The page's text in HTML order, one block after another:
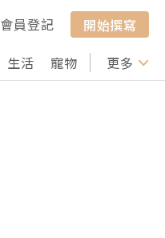
會員登記
開始撰寫
生活 寵物 行山 打卡
更多